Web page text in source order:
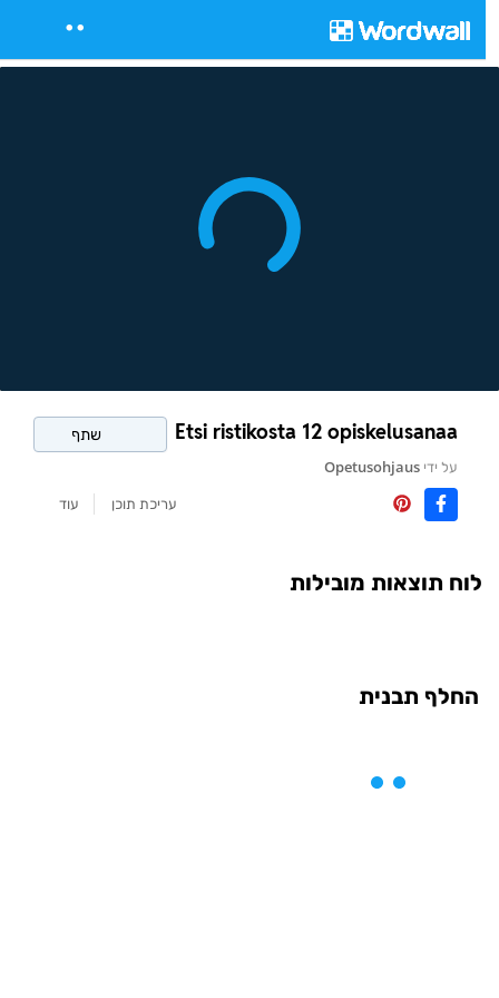
Etsi ristikosta 12 opiskelusanaa שתף
על ידיOpetusohjaus
עריכת תוכן
עוד
לוח תוצאות מובילות
החלף תבנית